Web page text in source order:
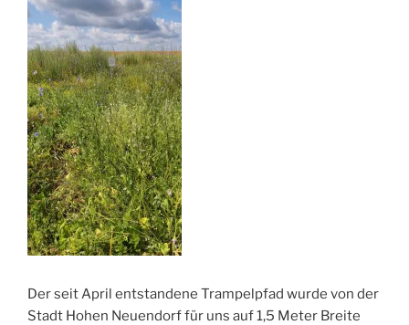
Der seit April entstandene Trampelpfad wurde von der
Stadt Hohen Neuendorf für uns auf 1,5 Meter Breite